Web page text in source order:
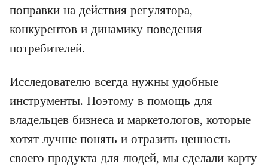
поправки на действия регулятора,
конкурентов и динамику поведения
потребителей.
Исследователю всегда нужны удобные
инструменты. Поэтому в помощь для
владельцев бизнеса и маркетологов, которые
хотят лучше понять и отразить ценность
своего продукта для людей, мы сделали карту